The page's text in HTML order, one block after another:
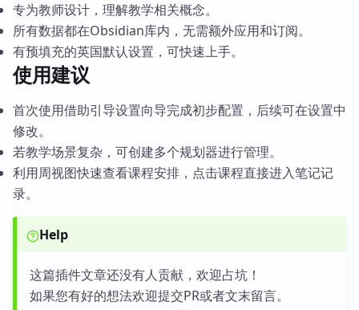
专为教师设计，理解教学相关概念。
所有数据都在Obsidian库内，无需额外应用和订阅。
有预填充的英国默认设置，可快速上手。
使用建议
首次使用借助引导设置向导完成初步配置，后续可在设置中
修改。
若教学场景复杂，可创建多个规划器进行管理。
利用周视图快速查看课程安排，点击课程直接进入笔记记
录。
Help
这篇插件文章还没有人贡献，欢迎占坑！
如果您有好的想法欢迎提交PR或者文末留言。